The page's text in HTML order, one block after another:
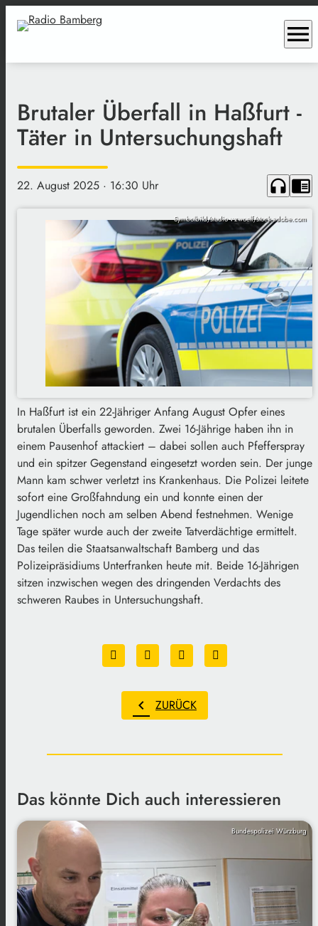
menu
Brutaler Überfall in Haßfurt -
Täter in Untersuchungshaft
22. August 2025 · 16:30 Uhr headphones chrome_reader_mode
Symbolbild/studio v-zwoelf/stock.adobe.com
In Haßfurt ist ein 22-Jähriger Anfang August Opfer eines
brutalen Überfalls geworden. Zwei 16-Jährige haben ihn in
einem Pausenhof attackiert – dabei sollen auch Pfefferspray
und ein spitzer Gegenstand eingesetzt worden sein. Der junge
Mann kam schwer verletzt ins Krankenhaus. Die Polizei leitete
sofort eine Großfahndung ein und konnte einen der
Jugendlichen noch am selben Abend festnehmen. Wenige
Tage später wurde auch der zweite Tatverdächtige ermittelt.
Das teilen die Staatsanwaltschaft Bamberg und das
Polizeipräsidiums Unterfranken heute mit. Beide 16-Jährigen
sitzen inzwischen wegen des dringenden Verdachts des
schweren Raubes in Untersuchungshaft.
chevron_left ZURÜCK
Das könnte Dich auch interessieren
Bundespolizei Würzburg